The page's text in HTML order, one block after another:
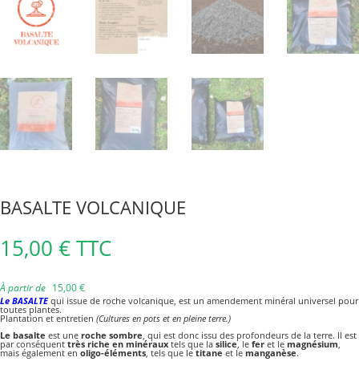
BASALTE VOLCANIQUE
15,00 €TTC
À partir de 15,00€
Le BASALTEqui issue de roche volcanique, est un amendement minéral universel pour
toutes plantes.
Plantation et entretien (Cultures en pots et en pleine terre.)
Le basalte est une roche sombre , qui est donc issu des profondeurs de la terre. Il est
par conséquent très riche en minéraux tels que la silice, le fer et le magnésium
mais également en oligo-éléments , tels que le titane et le manganèse.